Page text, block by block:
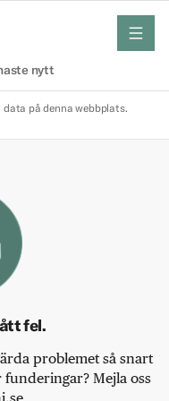
nytt
meny
data på denna webbplats.
fel.
problemet så snart
Mejla oss